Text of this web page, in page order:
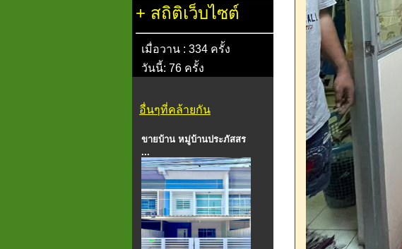
+ สถิติเว็บไซต์
เมื่อวาน : 334 ครั้ง
วันนี้: 76 ครั้ง
อื่นๆที่คล้ายกัน
ขายบ้าน หมู่บ้านประภัสสร
...